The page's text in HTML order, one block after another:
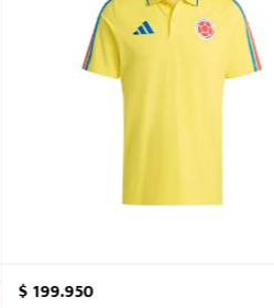
$199.950